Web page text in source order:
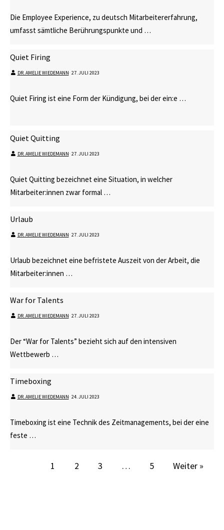
Die Employee Experience, zu deutsch Mitarbeitererfahrung,
umfasst sämtliche Berührungspunkte und …
Quiet Firing
DR. AMELIE WIEDEMANN⋅ 27. JULI 2023
Quiet Firing ist eine Form der Kündigung, bei der ein:e …
Quiet Quitting
DR. AMELIE WIEDEMANN⋅ 27. JULI 2023
Quiet Quitting bezeichnet eine Situation, in welcher
Mitarbeiter:innen zwar formal …
Urlaub
DR. AMELIE WIEDEMANN⋅ 27. JULI 2023
Urlaub bezeichnet eine befristete Auszeit von der Arbeit, die
Mitarbeiter:innen …
War for Talents
DR. AMELIE WIEDEMANN⋅ 27. JULI 2023
Der “War for Talents” bezieht sich auf den intensiven
Wettbewerb …
Timeboxing
DR. AMELIE WIEDEMANN⋅ 24. JULI 2023
Timeboxing ist eine Technik des Zeitmanagements, bei der eine
feste …
1 2 3 … 5 Weiter »